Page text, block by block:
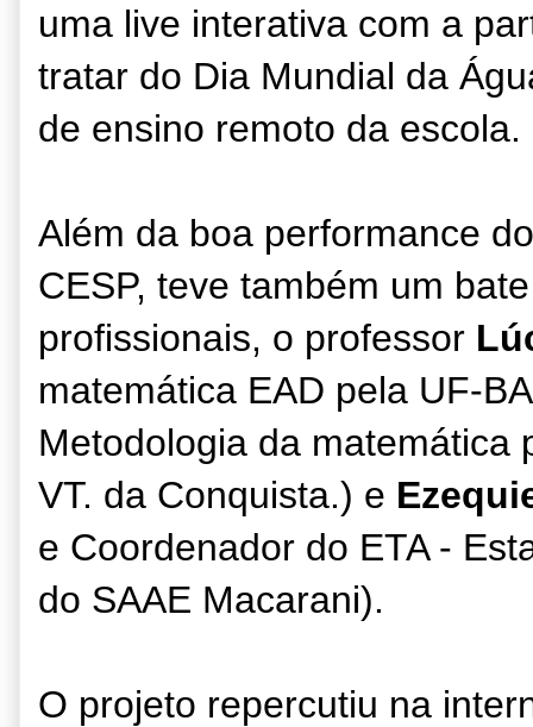
uma live interativa com a
tratar do Dia Mundial da
de ensino remoto da escola.
Além da boa performance
CESP, teve também um
profissionais, o professor
matemática EAD pela UF-
Metodologia da matemática
VT. da Conquista.) e
e Coordenador do ETA -
do SAAE Macarani).
O projeto repercutiu na